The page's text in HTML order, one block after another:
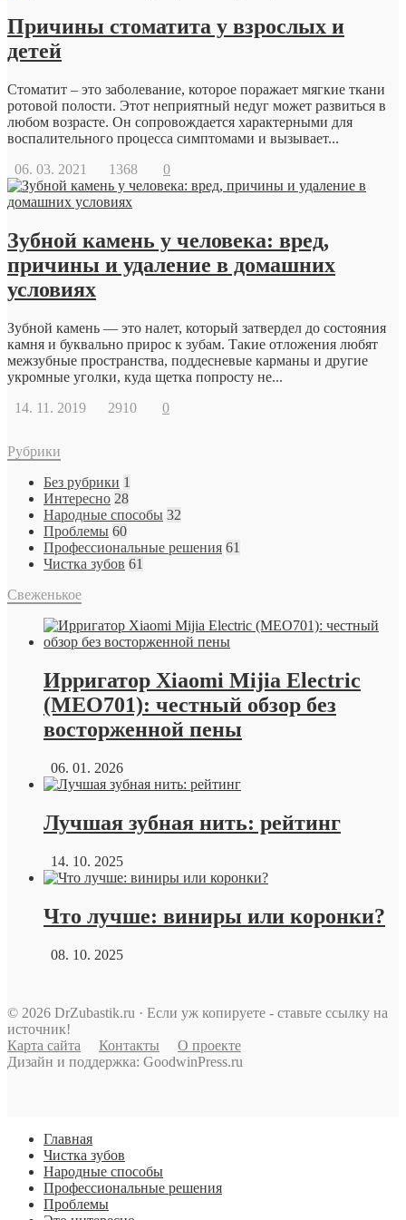
Причины стоматита у взрослых и
детей
Стоматит – это заболевание, которое поражает мягкие ткани
ротовой полости. Этот неприятный недуг может развиться в
любом возрасте. Он сопровождается характерными для
воспалительного процесса симптомами и вызывает...
06. 03. 2021
1368 0
Зубной камень у человека: вред,
причины и удаление в домашних
условиях
Зубной камень — это налет, который затвердел до состояния
камня и буквально прирос к зубам. Такие отложения любят
межзубные пространства, поддесневые карманы и другие
укромные уголки, куда щетка попросту не...
14. 11. 2019
2910 0
Рубрики
Без рубрики 1
Интересно 28
Народные способы 32
Проблемы 60
Профессиональные решения 61
Чистка зубов 61
Свеженькое
Ирригатор Xiaomi Mijia Electric
(MEO701): честный обзор без
восторженной пены
06. 01. 2026
Лучшая зубная нить: рейтинг
14. 10. 2025
Что лучше: виниры или коронки?
08. 10. 2025
© 2026 DrZubastik.ru · Если уж копируете - ставьте ссылку на
источник!
Карта сайта
Контакты
О проекте
Дизайн и поддержка: GoodwinPress.ru
Главная
Чистка зубов
Народные способы
Профессиональные решения
Проблемы